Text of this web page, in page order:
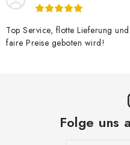
Top Service, flotte Lieferung
faire Preise geboten wird!
Folge uns